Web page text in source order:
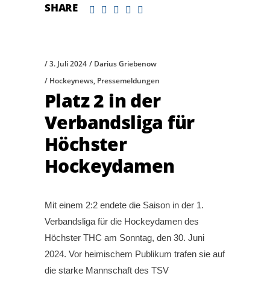
SHARE
3. Juli 2024
Darius Griebenow
Hockeynews, Pressemeldungen
Platz 2 in der
Verbandsliga für
Höchster
Hockeydamen
Mit einem 2:2 endete die Saison in der 1.
Verbandsliga für die Hockeydamen des
Höchster THC am Sonntag, den 30. Juni
2024. Vor heimischem Publikum trafen sie auf
die starke Mannschaft des TSV